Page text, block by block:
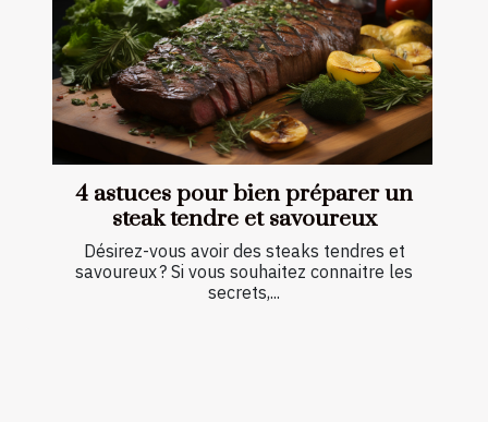
4 astuces pour bien préparer un
steak tendre et savoureux
Désirez-vous avoir des steaks tendres et
savoureux ? Si vous souhaitez connaitre les
secrets,...